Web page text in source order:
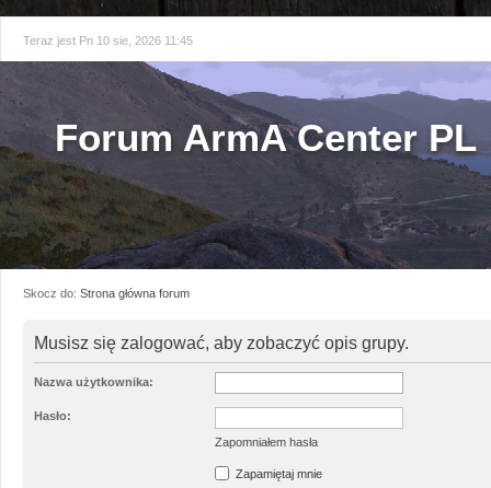
Teraz jest Pn 10 sie, 2026 11:45
Forum ArmA Center PL
Skocz do: Strona główna forum
Musisz się zalogować, aby zobaczyć opis grupy.
Nazwa użytkownika:
Hasło:
Zapomniałem hasła
Zapamiętaj mnie